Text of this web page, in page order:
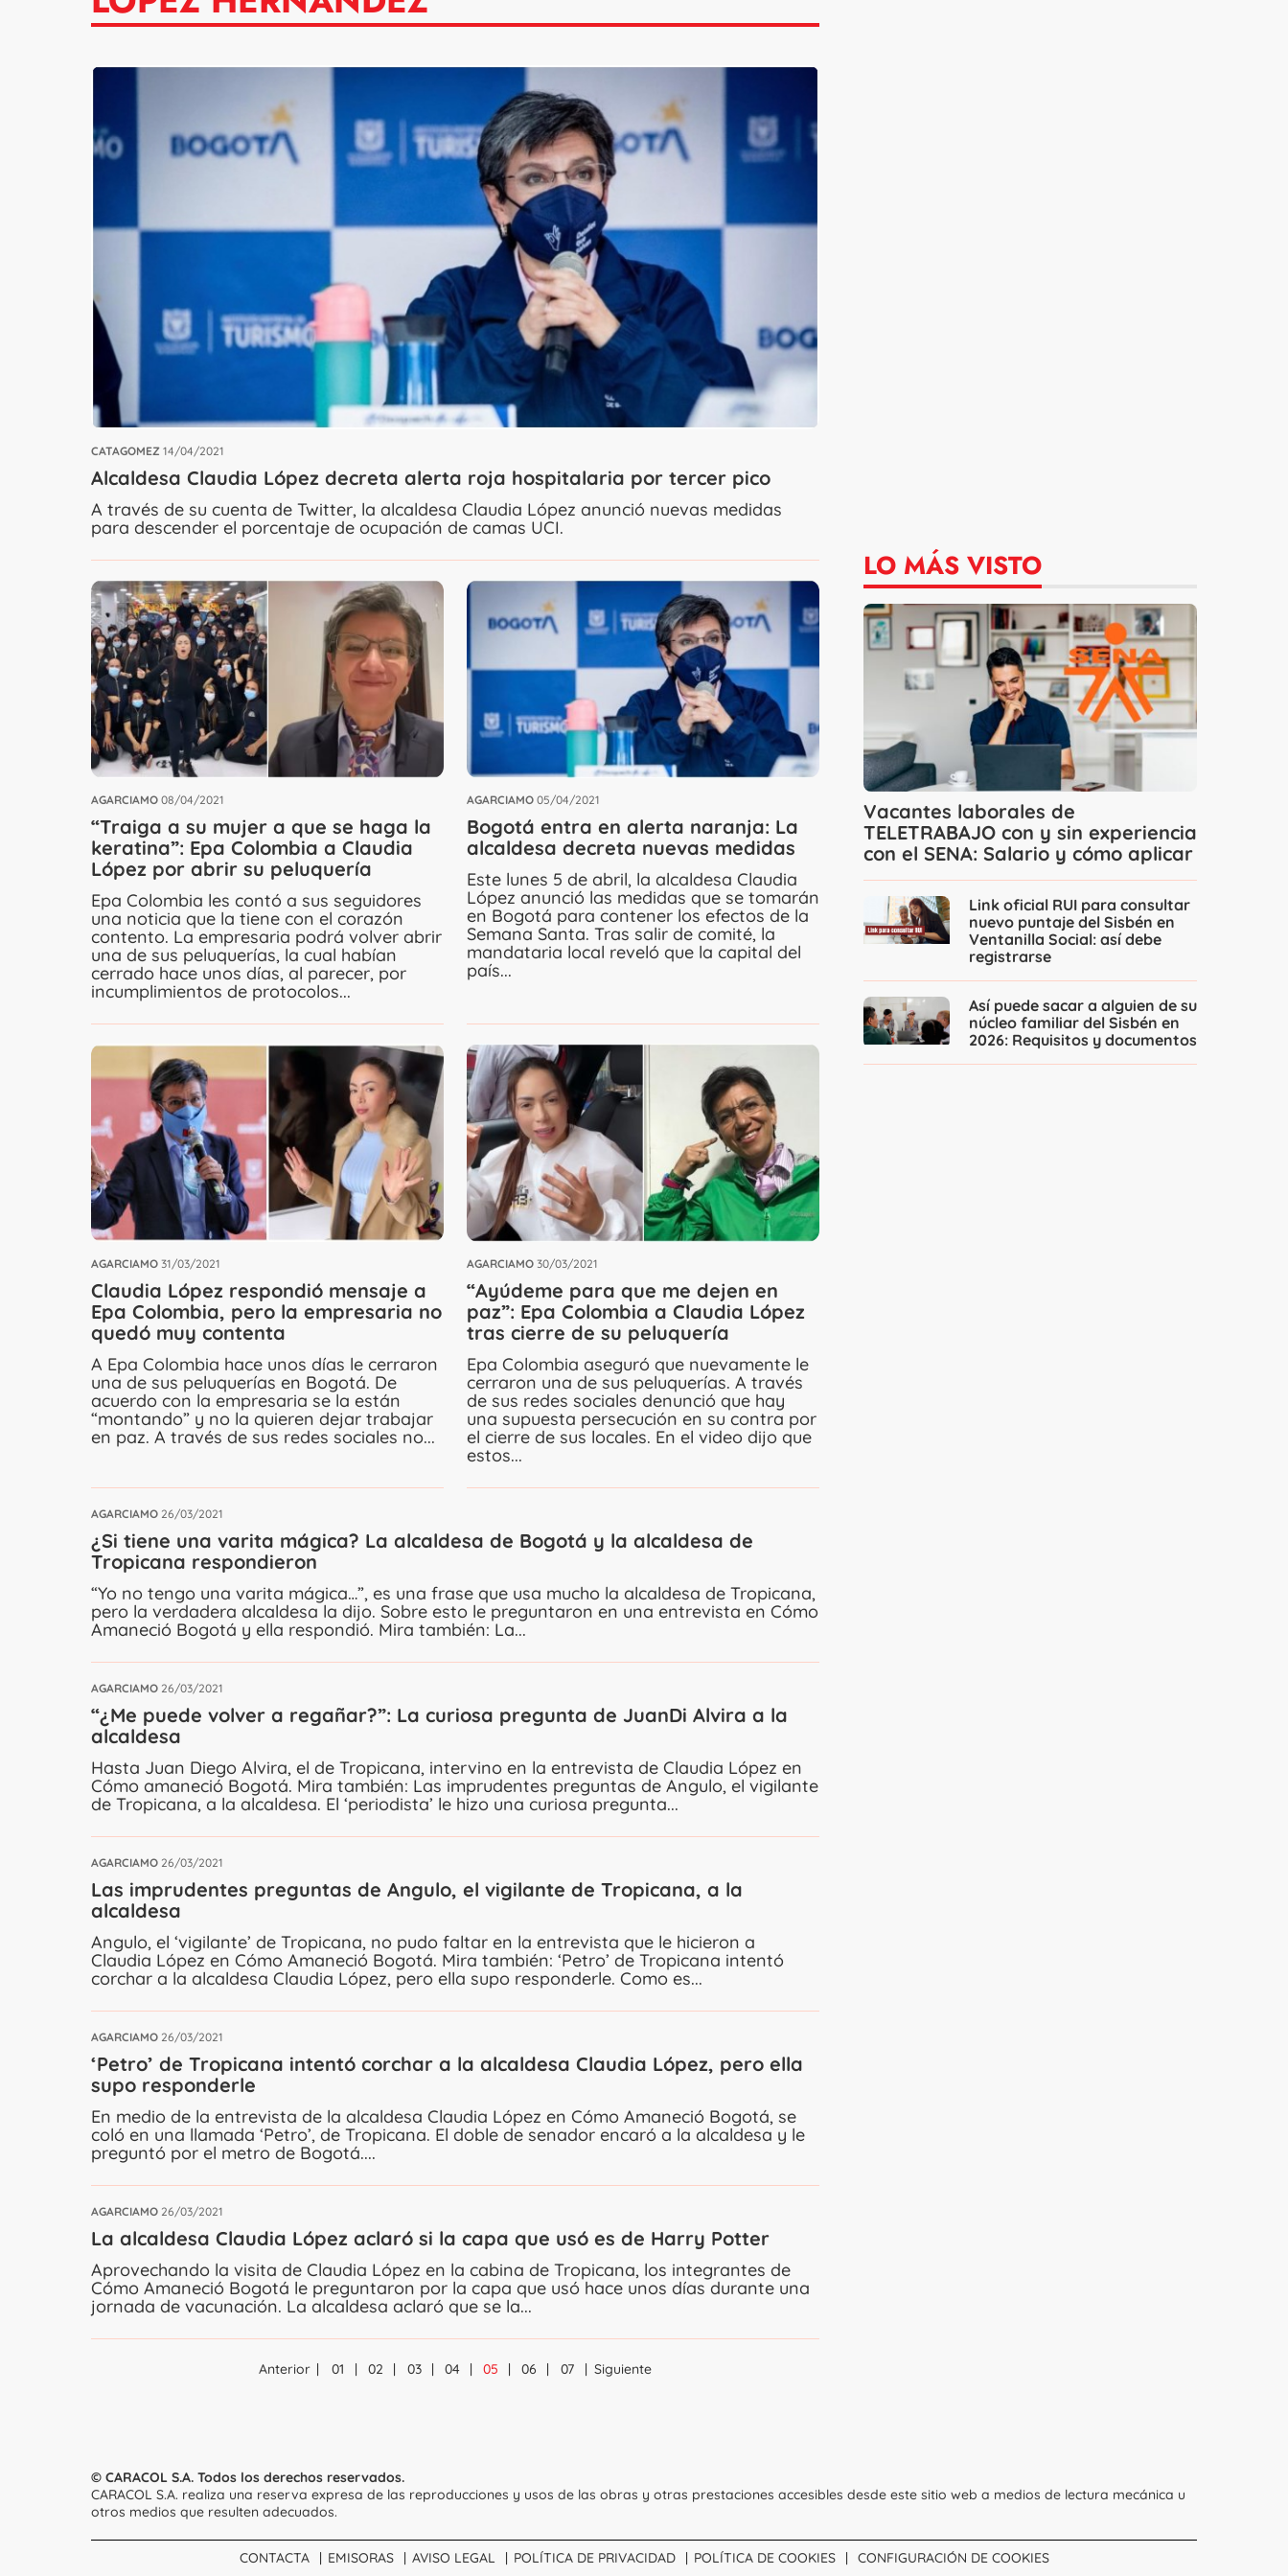
CATAGOMEZ 14/04/2021
Alcaldesa Claudia López decreta alerta roja hospitalaria por tercer pico
A través de su cuenta de Twitter, la alcaldesa Claudia López anunció nuevas medidas
para descender el porcentaje de ocupación de camas UCI.
AGARCIAMO 08/04/2021
“Traiga a su mujer a que se haga la
keratina”: Epa Colombia a Claudia
López por abrir su peluquería
Epa Colombia les contó a sus seguidores
una noticia que la tiene con el corazón
contento. La empresaria podrá volver abrir
una de sus peluquerías, la cual habían
cerrado hace unos días, al parecer, por
incumplimientos de protocolos...
AGARCIAMO 05/04/2021
Bogotá entra en alerta naranja: La
alcaldesa decreta nuevas medidas
Este lunes 5 de abril, la alcaldesa Claudia
López anunció las medidas que se tomarán
en Bogotá para contener los efectos de la
Semana Santa. Tras salir de comité, la
mandataria local reveló que la capital del
país...
AGARCIAMO 31/03/2021
Claudia López respondió mensaje a
Epa Colombia, pero la empresaria no
quedó muy contenta
A Epa Colombia hace unos días le cerraron
una de sus peluquerías en Bogotá. De
acuerdo con la empresaria se la están
“montando” y no la quieren dejar trabajar
en paz. A través de sus redes sociales no...
AGARCIAMO 30/03/2021
“Ayúdeme para que me dejen en
paz”: Epa Colombia a Claudia López
tras cierre de su peluquería
Epa Colombia aseguró que nuevamente le
cerraron una de sus peluquerías. A través
de sus redes sociales denunció que hay
una supuesta persecución en su contra por
el cierre de sus locales. En el video dijo que
estos...
AGARCIAMO 26/03/2021
¿Si tiene una varita mágica? La alcaldesa de Bogotá y la alcaldesa de
Tropicana respondieron
“Yo no tengo una varita mágica…”, es una frase que usa mucho la alcaldesa de Tropicana,
pero la verdadera alcaldesa la dijo. Sobre esto le preguntaron en una entrevista en Cómo
Amaneció Bogotá y ella respondió. Mira también: La...
AGARCIAMO 26/03/2021
“¿Me puede volver a regañar?”: La curiosa pregunta de JuanDi Alvira a la
alcaldesa
Hasta Juan Diego Alvira, el de Tropicana, intervino en la entrevista de Claudia López en
Cómo amaneció Bogotá. Mira también: Las imprudentes preguntas de Angulo, el vigilante
de Tropicana, a la alcaldesa. El ‘periodista’ le hizo una curiosa pregunta...
AGARCIAMO 26/03/2021
Las imprudentes preguntas de Angulo, el vigilante de Tropicana, a la
alcaldesa
Angulo, el ‘vigilante’ de Tropicana, no pudo faltar en la entrevista que le hicieron a
Claudia López en Cómo Amaneció Bogotá. Mira también: ‘Petro’ de Tropicana intentó
corchar a la alcaldesa Claudia López, pero ella supo responderle. Como es...
AGARCIAMO 26/03/2021
‘Petro’ de Tropicana intentó corchar a la alcaldesa Claudia López, pero ella
supo responderle
En medio de la entrevista de la alcaldesa Claudia López en Cómo Amaneció Bogotá, se
coló en una llamada ‘Petro’, de Tropicana. El doble de senador encaró a la alcaldesa y le
preguntó por el metro de Bogotá....
AGARCIAMO 26/03/2021
La alcaldesa Claudia López aclaró si la capa que usó es de Harry Potter
Aprovechando la visita de Claudia López en la cabina de Tropicana, los integrantes de
Cómo Amaneció Bogotá le preguntaron por la capa que usó hace unos días durante una
jornada de vacunación. La alcaldesa aclaró que se la...
Anterior 01 02 03 04 05 06 07 Siguiente
LO MÁS VISTO
Vacantes laborales de
TELETRABAJO con y sin experiencia
con el SENA: Salario y cómo aplicar
Link oficial RUI para consultar
nuevo puntaje del Sisbén en
Ventanilla Social: así debe
registrarse
Así puede sacar a alguien de su
núcleo familiar del Sisbén en
2026: Requisitos y documentos
© CARACOL S.A. Todos los derechos reservados.
CARACOL S.A. realiza una reserva expresa de las reproducciones y usos de las obras y otras prestaciones accesibles desde este sitio web a medios de lectura mecánica u
otros medios que resulten adecuados.
CONTACTA EMISORAS AVISO LEGAL POLÍTICA DE PRIVACIDAD POLÍTICA DE COOKIES CONFIGURACIÓN DE COOKIES